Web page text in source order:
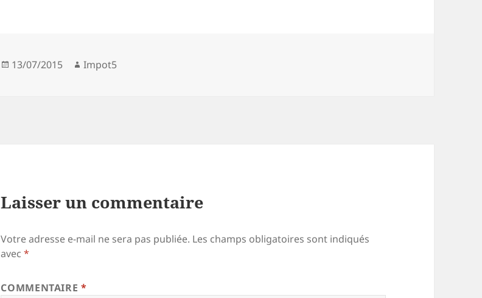
Publié
13/07/2015 Auteur
Impot5
Laisser un commentaire
Votre adresse e-mail ne sera pas publiée. Les champs obligatoires sont indiqués
avec*
COMMENTAIRE*